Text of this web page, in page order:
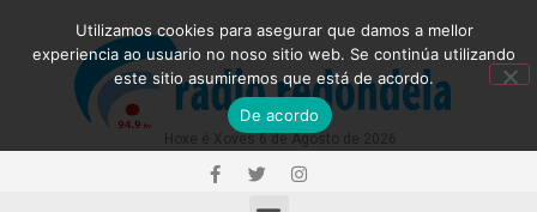
Utilizamos cookies para asegurar que damos a mellor
experiencia ao usuario no noso sitio web. Se continúa utilizando
este sitio asumiremos que está de acordo.
De acordo